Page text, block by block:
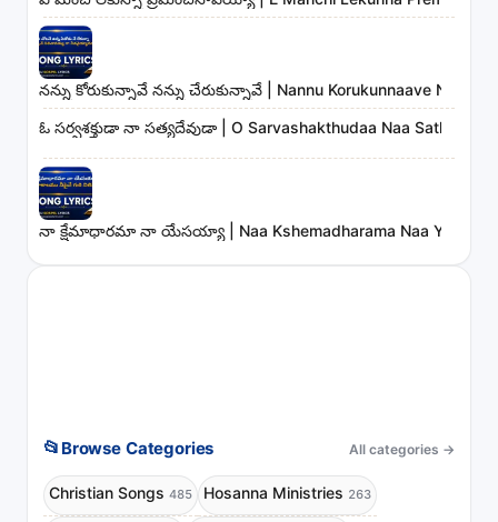
నన్ను కోరుకున్నావే నన్ను చేరుకున్నావే | Nannu Korukunnaave Nannu
ఓ సర్వశక్తుడా నా సత్యదేవుడా | O Sarvashakthudaa Naa
నా క్షేమాధారమా నా యేసయ్యా | Naa Kshemadharama Naa Yesayya
📂 Browse Categories All categories →
Christian Songs 485 Hosanna Ministries 263